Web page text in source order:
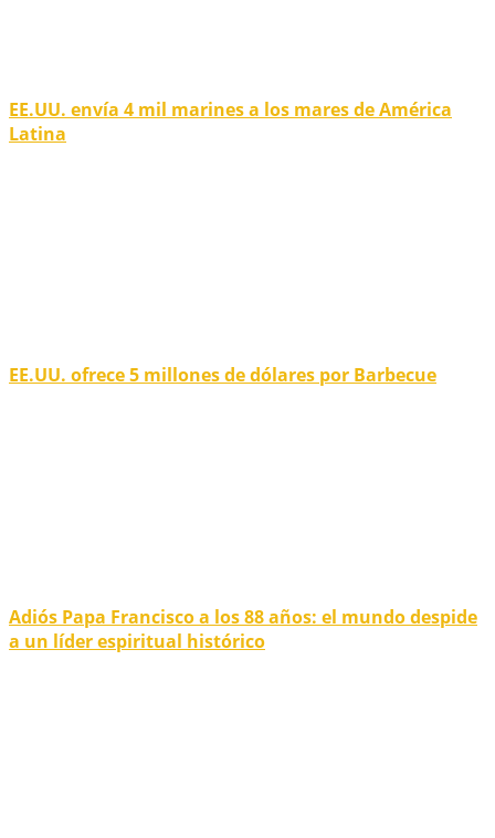
EE.UU. envía 4 mil marines a los mares de América
Latina
EE.UU. ofrece 5 millones de dólares por Barbecue
Adiós Papa Francisco a los 88 años: el mundo despide
a un líder espiritual histórico